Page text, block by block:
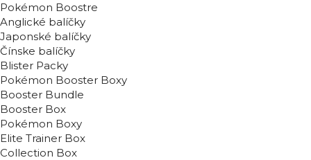
Pokémon Boostre
Anglické balíčky
Japonské balíčky
Čínske balíčky
Blister Packy
Pokémon Booster Boxy
Booster Bundle
Booster Box
Pokémon Boxy
Elite Trainer Box
Collection Box